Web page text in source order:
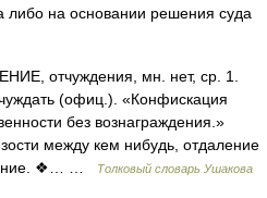
либо на основании решения суда
отчуждения, мн. нет, ср. 1.
(офиц.). «Конфискация
без вознаграждения.»
между кем нибудь, отдаление
❖… …
Толковый словарь Ушакова